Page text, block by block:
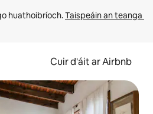
huathoibríoch. Taispeáin an teanga
Cuir d'áit ar Airbnb